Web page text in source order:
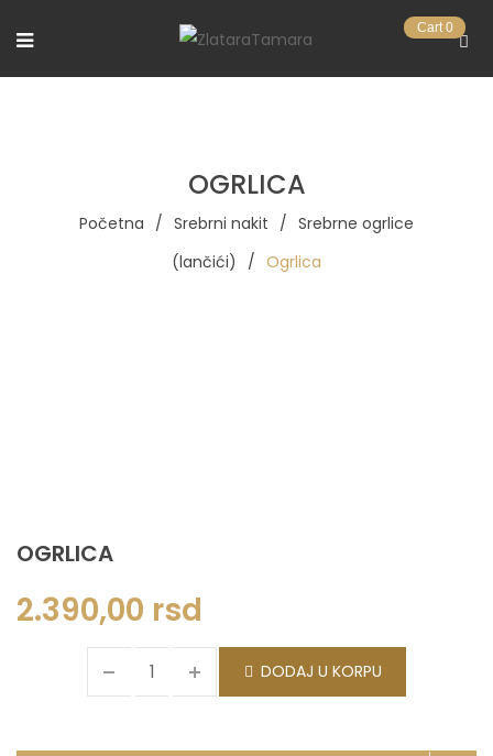
Cart 0
OGRLICA
Početna / Srebrni nakit / Srebrne ogrlice
(lančići)
/ Ogrlica
OGRLICA
2.390,00 rsd
DODAJ U KORPU